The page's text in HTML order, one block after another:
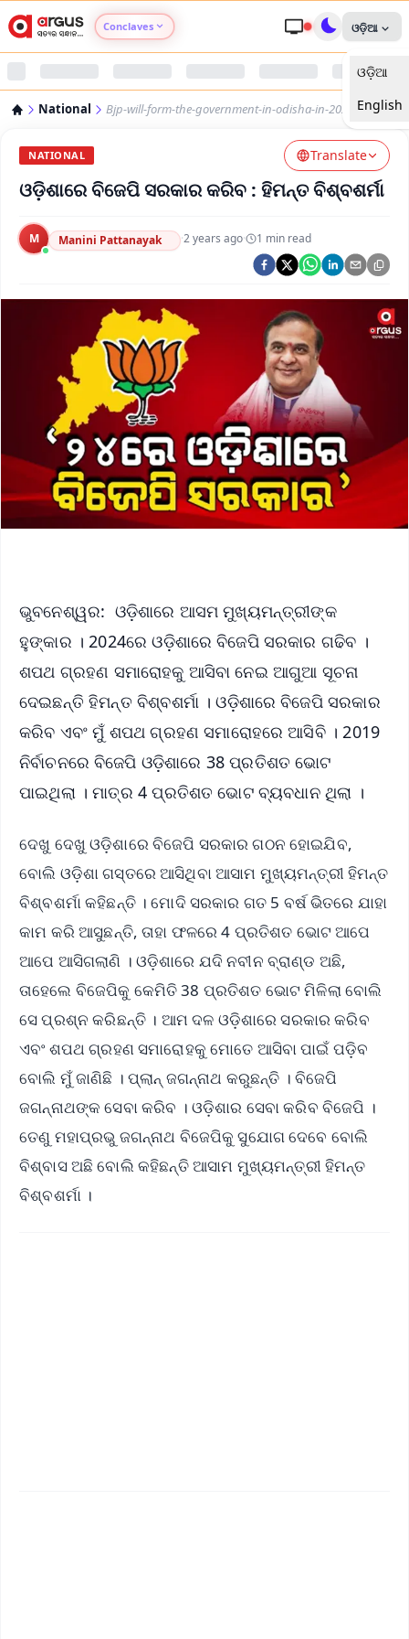
Conclaves
Argus Nari Shakti
Argus Swaad Odisha
Argus Chalo Dekhein Apna Desh
ଓଡ଼ିଆ
ଓଡ଼ିଆ
English
National Bjp-will-form-the-government-in-odisha-in-2024-
NATIONAL Translate
ଓଡ଼ିଶାରେ ବିଜେପି ସରକାର କରିବ : ହିମନ୍ତ ବିଶ୍ବଶର୍ମା
M Manini Pattanayak ·2 years ago· 1 min read
ଭୁବନେଶ୍ୱର: ଓଡ଼ିଶାରେ ଆସମ ମୁଖ୍ୟମନ୍ତ୍ରୀଙ୍କ
ହୁଙ୍କାର । 2024ରେ ଓଡ଼ିଶାରେ ବିଜେପି ସରକାର ଗଢିବ ।
ଶପଥ ଗ୍ରହଣ ସମାରୋହକୁ ଆସିବା ନେଇ ଆଗୁଆ ସୂଚନା
ଦେଇଛନ୍ତି ହିମନ୍ତ ବିଶ୍ବଶର୍ମା । ଓଡ଼ିଶାରେ ବିଜେପି ସରକାର
କରିବ ଏବଂ ମୁଁ ଶପଥ ଗ୍ରହଣ ସମାରୋହରେ ଆସିବି । 2019
ନିର୍ବାଚନରେ ବିଜେପି ଓଡ଼ିଶାରେ 38 ପ୍ରତିଶତ ଭୋଟ
ପାଇଥିଲା । ମାତ୍ର 4 ପ୍ରତିଶତ ଭୋଟ ବ୍ୟବଧାନ ଥିଲା ।
ଦେଖୁ ଦେଖୁ ଓଡ଼ିଶାରେ ବିଜେପି ସରକାର ଗଠନ ହୋଇଯିବ,
ବୋଲି ଓଡ଼ିଶା ଗସ୍ତରେ ଆସିଥିବା ଆସାମ ମୁଖ୍ୟମନ୍ତ୍ରୀ ହିମନ୍ତ
ବିଶ୍ବଶର୍ମା କହିଛନ୍ତି । ମୋଦି ସରକାର ଗତ 5 ବର୍ଷ ଭିତରେ ଯାହା
କାମ କରି ଆସୁଛନ୍ତି, ତାହା ଫଳରେ 4 ପ୍ରତିଶତ ଭୋଟ ଆପେ
ଆପେ ଆସିଗଲାଣି । ଓଡ଼ିଶାରେ ଯଦି ନବୀନ ବ୍ରାଣ୍ଡ ଅଛି,
ତାହେଲେ ବିଜେପିକୁ କେମିତି 38 ପ୍ରତିଶତ ଭୋଟ ମିଳିଲା ବୋଲି
ସେ ପ୍ରଶ୍ନ କରିଛନ୍ତି । ଆମ ଦଳ ଓଡ଼ିଶାରେ ସରକାର କରିବ
ଏବଂ ଶପଥ ଗ୍ରହଣ ସମାରୋହକୁ ମୋତେ ଆସିବା ପାଇଁ ପଡ଼ିବ
ବୋଲି ମୁଁ ଜାଣିଛି । ପ୍ଲାନ୍ ଜଗନ୍ନାଥ କରୁଛନ୍ତି । ବିଜେପି
ଜଗନ୍ନାଥଙ୍କ ସେବା କରିବ । ଓଡ଼ିଶାର ସେବା କରିବ ବିଜେପି ।
ତେଣୁ ମହାପ୍ରଭୁ ଜଗନ୍ନାଥ ବିଜେପିକୁ ସୁଯୋଗ ଦେବେ ବୋଲି
ବିଶ୍ବାସ ଅଛି ବୋଲି କହିଛନ୍ତି ଆସାମ ମୁଖ୍ୟମନ୍ତ୍ରୀ ହିମନ୍ତ
ବିଶ୍ବଶର୍ମା ।